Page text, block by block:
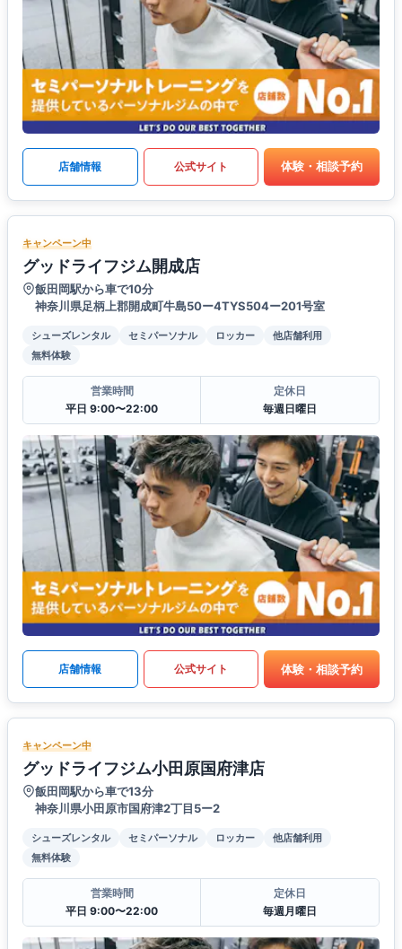
店舗情報 公式サイト 体験・相談予約
キャンペーン中
グッドライフジム開成店
飯田岡駅から車で10分
神奈川県足柄上郡開成町牛島50ー4TYS504ー201号室
シューズレンタル セミパーソナル ロッカー
他店舗利用
無料体験
営業時間
平日 9:00〜22:00
定休日
毎週日曜日
店舗情報 公式サイト 体験・相談予約
キャンペーン中
グッドライフジム小田原国府津店
飯田岡駅から車で13分
神奈川県小田原市国府津2丁目5ー2
シューズレンタル セミパーソナル ロッカー
他店舗利用
無料体験
営業時間
平日 9:00〜22:00
定休日
毎週月曜日